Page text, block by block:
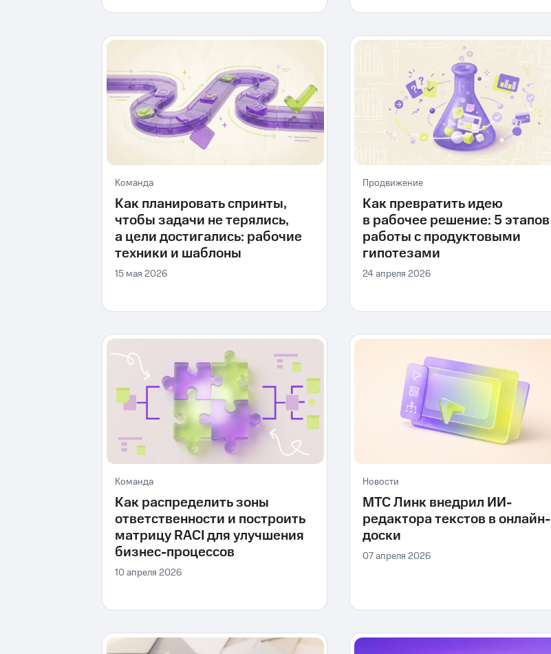
Команда
Как планировать спринты,
чтобы задачи не терялись,
а цели достигались: рабочие
техники и шаблоны
15 мая 2026
Продвижение
Как превратить идею
в рабочее решение: 5 этапов
работы с продуктовыми
гипотезами
24 апреля 2026
Команда
Как распределить зоны
ответственности и построить
матрицу RACI для улучшения
бизнес-процессов
10 апреля 2026
Новости
МТС Линк внедрил ИИ-
редактора текстов в онлайн-
доски
07 апреля 2026